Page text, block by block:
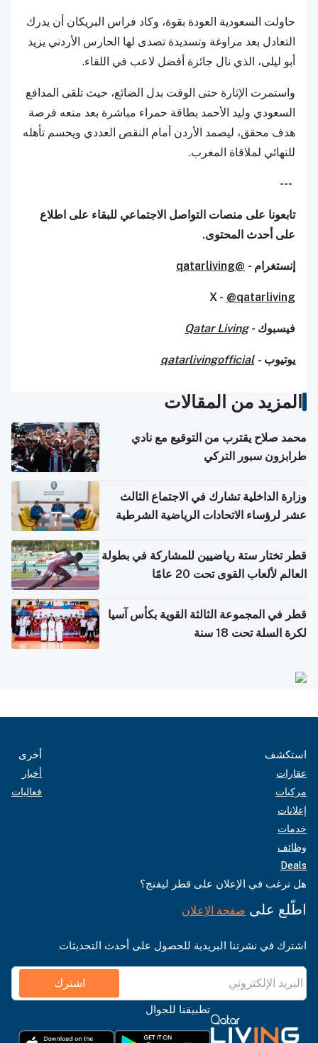
حاولت السعودية العودة بقوة، وكاد فراس البريكان أن يدرك
التعادل بعد مراوغة وتسديدة تصدى لها الحارس الأردني يزيد
أبو ليلى، الذي نال جائزة أفضل لاعب في اللقاء.
واستمرت الإثارة حتى الوقت بدل الضائع، حيث تلقى المدافع
السعودي وليد الأحمد بطاقة حمراء مباشرة بعد منعه فرصة
هدف محقق، ليصمد الأردن أمام النقص العددي ويحسم تأهله
للنهائي لملاقاة المغرب.
---
تابعونا على منصات التواصل الاجتماعي للبقاء على اطلاع
على أحدث المحتوى.
إنستغرام - @qatarliving
X - @qatarliving
فيسبوك -Qatar Living
يوتيوب-
qatarlivingofficial
المزيد من المقالات
محمد صلاح يقترب من التوقيع مع نادي
طرابزون سبور التركي
وزارة الداخلية تشارك في الاجتماع الثالث
عشر لرؤساء الاتحادات الرياضية الشرطية
قطر تختار ستة رياضيين للمشاركة في بطولة
العالم لألعاب القوى تحت 20 عامًا
قطر في المجموعة الثالثة القوية بكأس آسيا
لكرة السلة تحت 18 سنة
استكشف
عقارات
مركبات
إعلانات
خدمات
وظائف
Deals
أخرى
أخبار
فعاليات
هل ترغب في الإعلان على قطر ليفنج؟
اطّلع على صفحة الإعلان
اشترك في نشرتنا البريدية للحصول على أحدث التحديثات
اشترك
تطبيقنا للجوال